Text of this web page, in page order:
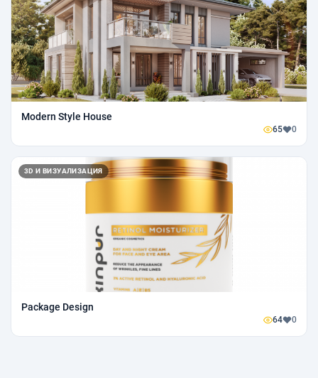
Modern Style House
65 0
3D И ВИЗУАЛИЗАЦИЯ
Package Design
64 0